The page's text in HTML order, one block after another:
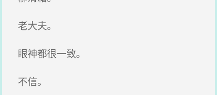
老大夫。
眼神都很一致。
不信。